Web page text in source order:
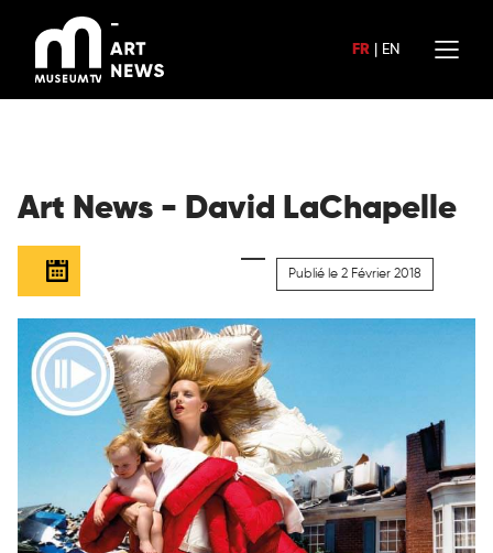
contenu
FR EN
Art News - David LaChapelle
Publié le 2 Février 2018